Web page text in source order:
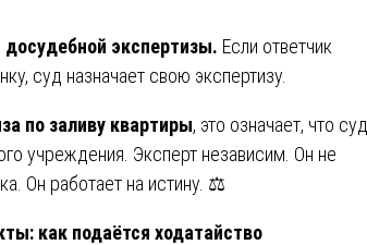
досудебной экспертизы. Если ответчик
суд назначает свою экспертизу.
по заливу квартиры, это означает, что суд
учреждения. Эксперт независим. Он не
Он работает на истину. ⚖️
как подаётся ходатайство